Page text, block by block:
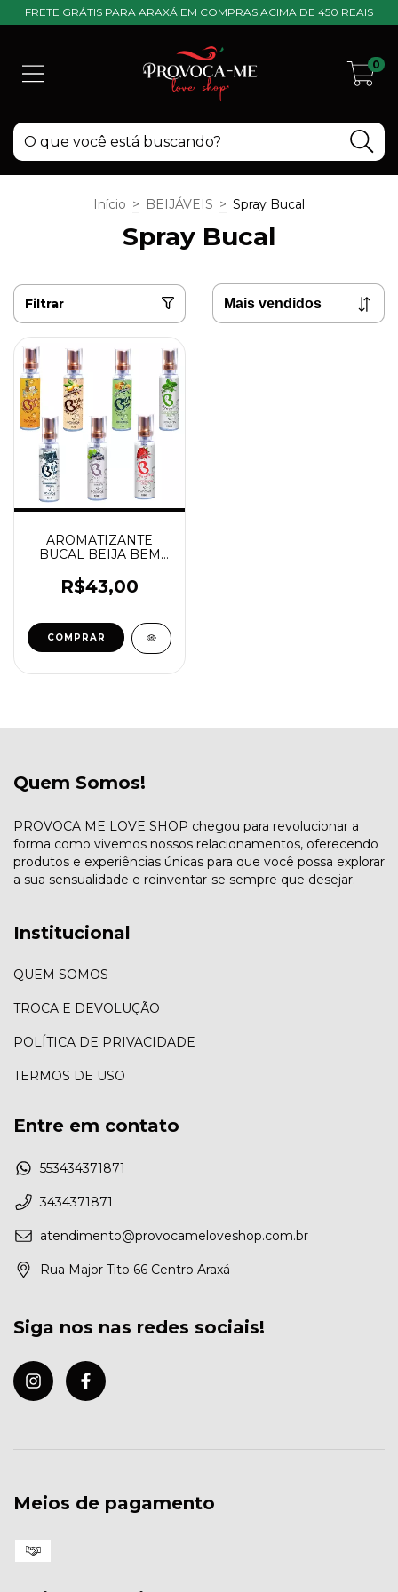
FRETE GRÁTIS PARA ARAXÁ EM COMPRAS ACIMA DE 450 REAIS
0
Início > BEIJÁVEIS > Spray Bucal
Spray Bucal
Filtrar
AROMATIZANTE
BUCAL BEIJA BEM
R$43,00
COMPRAR
Quem Somos!
PROVOCA ME LOVE SHOP chegou para revolucionar a
forma como vivemos nossos relacionamentos, oferecendo
produtos e experiências únicas para que você possa explorar
a sua sensualidade e reinventar-se sempre que desejar.
Institucional
QUEM SOMOS
TROCA E DEVOLUÇÃO
POLÍTICA DE PRIVACIDADE
TERMOS DE USO
Entre em contato
553434371871
3434371871
atendimento@provocameloveshop.com.br
Rua Major Tito 66 Centro Araxá
Siga nos nas redes sociais!
Meios de pagamento